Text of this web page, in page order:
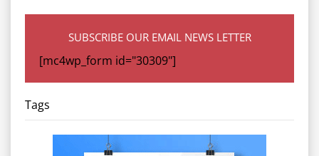
SUBSCRIBE OUR EMAIL NEWS LETTER
[mc4wp_form id="30309"]
Tags